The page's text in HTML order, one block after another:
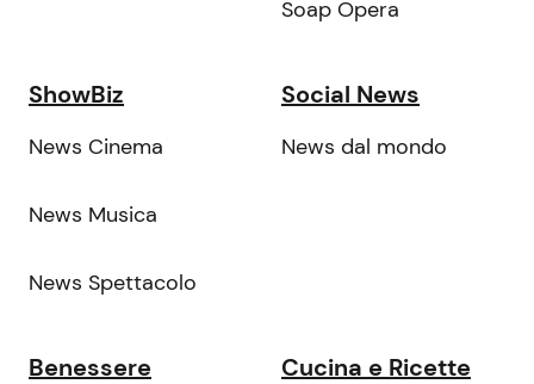
Soap Opera
ShowBiz
News Cinema
News Musica
News Spettacolo
Social News
News dal mondo
Benessere Cucina e Ricette